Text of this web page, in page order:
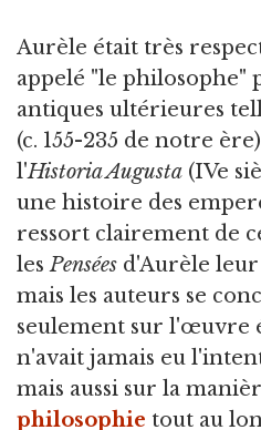
Aurèle était très
appelé "le philosophe"
antiques ultérieures
(c. 155-235 de notre
l'Historia Augusta (IVe
une histoire des
ressort clairement de
lesPensées d'Aurèle
mais les auteurs se
seulement sur l'œuvre
n'avait jamais eu
mais aussi sur la
philosophie tout au